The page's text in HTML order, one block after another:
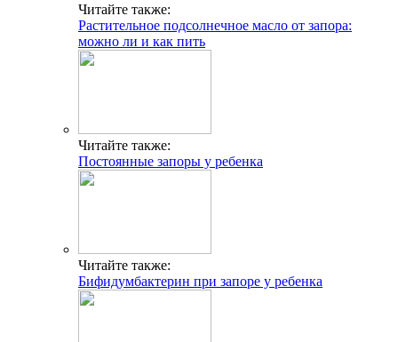
Читайте также:
Растительное подсолнечное масло от запора:
можно ли и как пить
Читайте также:
Постоянные запоры у ребенка
Читайте также:
Бифидумбактерин при запоре у ребенка